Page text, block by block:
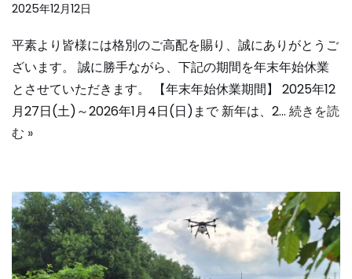
2025年12月12日
平素より皆様には格別のご高配を賜り、誠にありがとうご
ざいます。 誠に勝手ながら、下記の期間を年末年始休業
とさせていただきます。 【年末年始休業期間】 2025年12
月27日(土)～2026年1月4日(日)まで 新年は、2… 続きを読
む »